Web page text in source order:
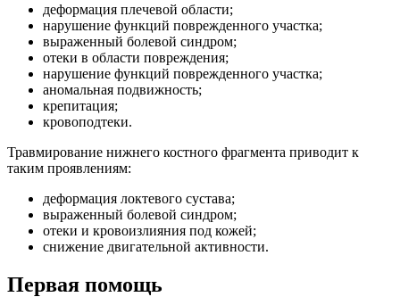
деформация плечевой области;
нарушение функций поврежденного участка;
выраженный болевой синдром;
отеки в области повреждения;
нарушение функций поврежденного участка;
аномальная подвижность;
крепитация;
кровоподтеки.
Травмирование нижнего костного фрагмента приводит к
таким проявлениям:
деформация локтевого сустава;
выраженный болевой синдром;
отеки и кровоизлияния под кожей;
снижение двигательной активности.
Первая помощь